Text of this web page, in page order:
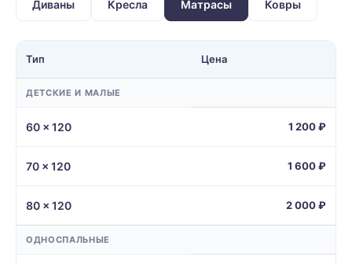
Диваны Кресла Матрасы Ковры
Тип Цена
ДЕТСКИЕ И МАЛЫЕ
60 × 120 1 200 ₽
70 × 120 1 600 ₽
80 × 120 2 000 ₽
ОДНОСПАЛЬНЫЕ